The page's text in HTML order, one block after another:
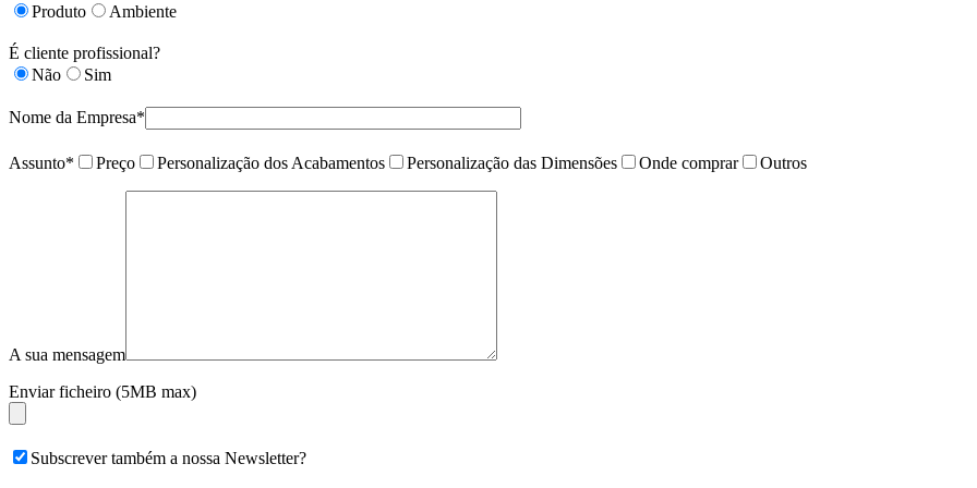
Produto Ambiente
É cliente profissional?
Não
Sim
Nome da Empresa*
Assunto* Preço Personalização dos Acabamentos Personalização das Dimensões Onde comprar Outros
A sua mensagem
Enviar ficheiro (5MB max)
Subscrever também a nossa Newsletter?